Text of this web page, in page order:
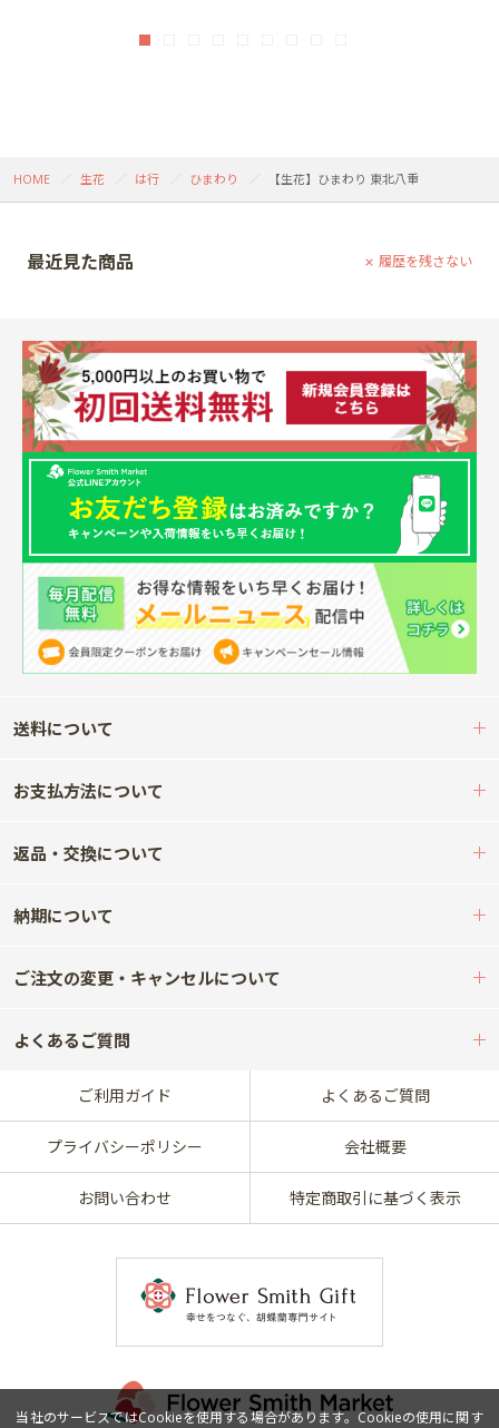
HOME 生花 は行 ひまわり 【生花】ひまわり 東北八重
最近見た商品 履歴を残さない
送料について
お支払方法について
返品・交換について
納期について
ご注文の変更・キャンセルについて
よくあるご質問
ご利用ガイド よくあるご質問
プライバシーポリシー 会社概要
お問い合わせ 特定商取引に基づく表示
当社のサービスではCookieを使用する場合があります。Cookieの使用に関す